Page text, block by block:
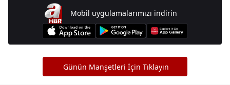
Mobil uygulamalarımızı indirin
Günün Manşetleri İçin Tıklayın